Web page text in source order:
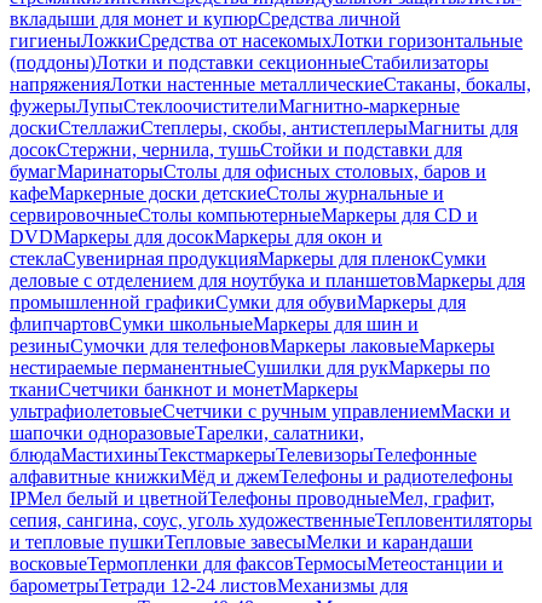
вкладыши для монет и купюрСредства личной
гигиеныЛожкиСредства от насекомыхЛотки горизонтальные
(поддоны)Лотки и подставки секционныеСтабилизаторы
напряженияЛотки настенные металлическиеСтаканы, бокалы,
фужерыЛупыСтеклоочистителиМагнитно-маркерные
доскиСтеллажиСтеплеры, скобы, антистеплерыМагниты для
досокСтержни, чернила, тушьСтойки и подставки для
бумагМаринаторыСтолы для офисных столовых, баров и
кафеМаркерные доски детскиеСтолы журнальные и
сервировочныеСтолы компьютерныеМаркеры для CD и
DVDМаркеры для досокМаркеры для окон и
стеклаСувенирная продукцияМаркеры для пленокСумки
деловые с отделением для ноутбука и планшетовМаркеры для
промышленной графикиСумки для обувиМаркеры для
флипчартовСумки школьныеМаркеры для шин и
резиныСумочки для телефоновМаркеры лаковыеМаркеры
нестираемые перманентныеСушилки для рукМаркеры по
тканиСчетчики банкнот и монетМаркеры
ультрафиолетовыеСчетчики с ручным управлениемМаски и
шапочки одноразовыеТарелки, салатники,
блюдаМастихиныТекстмаркерыТелевизорыТелефонные
алфавитные книжкиМёд и джемТелефоны и радиотелефоны
IPМел белый и цветнойТелефоны проводныеМел, графит,
сепия, сангина, соус, уголь художественныеТепловентиляторы
и тепловые пушкиТепловые завесыМелки и карандаши
восковыеТермопленки для факсовТермосыМетеостанции и
барометрыТетради 12-24 листовМеханизмы для